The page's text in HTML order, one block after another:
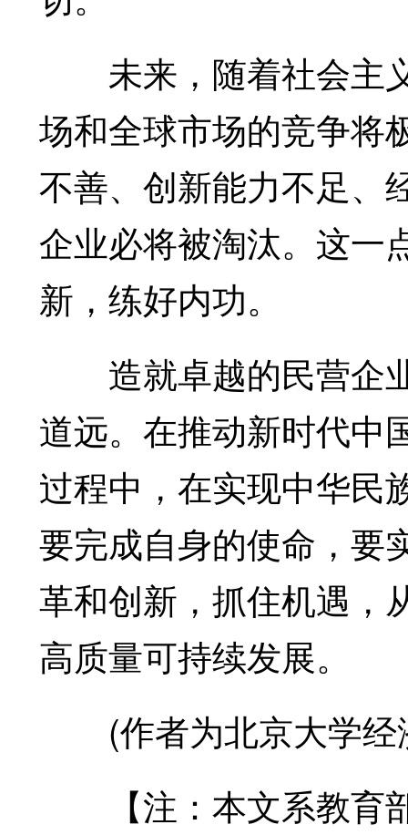
未来，随着社会主
场和全球市场的竞争将
不善、创新能力不足、
企业必将被淘汰。这一
新，练好内功。
造就卓越的民营企
道远。在推动新时代中
过程中，在实现中华民
要完成自身的使命，要
革和创新，抓住机遇，
高质量可持续发展。
(作者为北京大学经
【注：本文系教育